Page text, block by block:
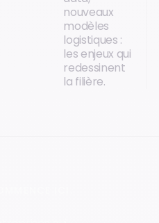
nouveaux
modèles
logistiques :
les enjeux qui
redessinent
la filière.